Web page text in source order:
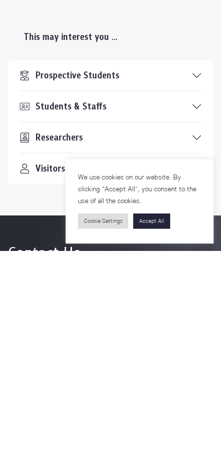
This may interest you ...
Prospective Students
Students & Staffs
Researchers
Visitors
Contact Us
We use cookies on our website. By
clicking “Accept All”, you consent to the
use of all the cookies.
Cookie Settings Accept All